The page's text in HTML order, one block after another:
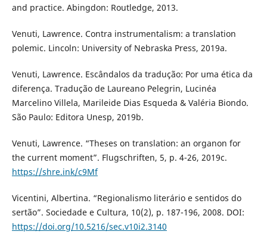
and practice. Abingdon: Routledge, 2013.
Venuti, Lawrence. Contra instrumentalism: a translation
polemic. Lincoln: University of Nebraska Press, 2019a.
Venuti, Lawrence. Escândalos da tradução: Por uma ética da
diferença. Tradução de Laureano Pelegrin, Lucinéa
Marcelino Villela, Marileide Dias Esqueda & Valéria Biondo.
São Paulo: Editora Unesp, 2019b.
Venuti, Lawrence. “Theses on translation: an organon for
the current moment”. Flugschriften, 5, p. 4-26, 2019c.
https://shre.ink/c9Mf
Vicentini, Albertina. “Regionalismo literário e sentidos do
sertão”. Sociedade e Cultura, 10(2), p. 187-196, 2008. DOI:
https://doi.org/10.5216/sec.v10i2.3140